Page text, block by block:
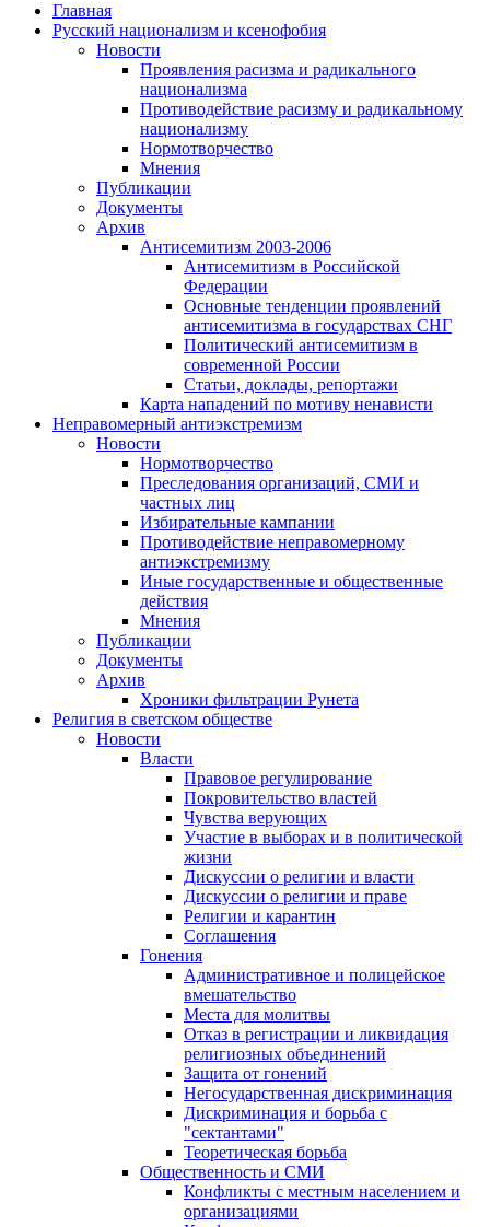
Главная
Русский национализм и ксенофобия
Новости
Проявления расизма и радикального
национализма
Противодействие расизму и радикальному
национализму
Нормотворчество
Мнения
Публикации
Документы
Архив
Антисемитизм 2003-2006
Антисемитизм в Российской
Федерации
Основные тенденции проявлений
антисемитизма в государствах СНГ
Политический антисемитизм в
современной России
Статьи, доклады, репортажи
Карта нападений по мотиву ненависти
Неправомерный антиэкстремизм
Новости
Нормотворчество
Преследования организаций, СМИ и
частных лиц
Избирательные кампании
Противодействие неправомерному
антиэкстремизму
Иные государственные и общественные
действия
Мнения
Публикации
Документы
Архив
Хроники фильтрации Рунета
Религия в светском обществе
Новости
Власти
Правовое регулирование
Покровительство властей
Чувства верующих
Участие в выборах и в политической
жизни
Дискуссии о религии и власти
Дискуссии о религии и праве
Религии и карантин
Соглашения
Гонения
Административное и полицейское
вмешательство
Места для молитвы
Отказ в регистрации и ликвидация
религиозных объединений
Защита от гонений
Негосударственная дискриминация
Дискриминация и борьба с
"сектантами"
Теоретическая борьба
Общественность и СМИ
Конфликты с местным населением и
организациями